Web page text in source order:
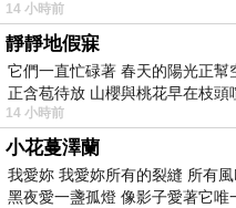
14 小時前
靜靜地假寐
它們一直忙碌著 春天的陽光正
正含苞待放 山櫻與桃花早在枝
14 小時前
小花蔓澤蘭
我愛妳 我愛妳所有的裂縫 所有
黑夜愛一盞孤燈 像影子愛著它